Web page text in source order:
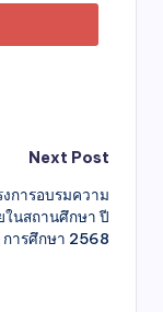
Next Post
งการอบรมความ
นสถานศึกษา ปี
การศึกษา 2568